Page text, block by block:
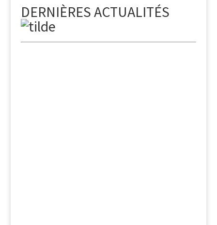
DERNIÈRES ACTUALITÉS